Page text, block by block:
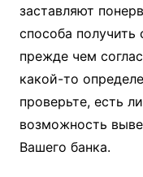
заставляют
способа
прежде чем
какой-то
проверьте, есть
возможность
Вашего банка.